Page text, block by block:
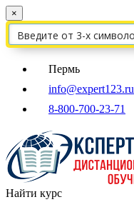
×
Пермь
info@expert123.ru
8-800-700-23-71
Найти курс